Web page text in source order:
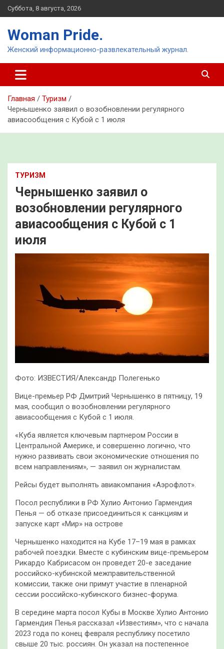
Перейти
к
Суббота, 8 августа, 2026
Woman Pride.
Женский информационно-развлекательный журнал.
Главная
Туризм
Чернышенко заявил о возобновлении регулярного
авиасообщения с Кубой с 1 июля
ТУРИЗМ
Чернышенко заявил о
возобновлении регулярного
авиасообщения с Кубой с 1
июля
Фото: ИЗВЕСТИЯ/Александр Полегенько
Вице-премьер РФ Дмитрий Чернышенко в пятницу, 19
мая, сообщил о возобновлении регулярного
авиасообщения с Кубой с 1 июля.
«Куба является ключевым партнером России в
Центральной Америке, и совершенно логично, что
нужно развивать свои экономические отношения по
всем направлениям», — заявил он журналистам.
Рейсы будет выполнять авиакомпания «Аэрофлот».
Посол республики в РФ Хулио Антонио Гармендия
Пенья — об отказе присоединиться к санкциям и
запуске карт «Мир» на острове
Чернышенко находится на Кубе 17–19 мая в рамках
рабочей поездки. Вместе с кубинским вице-премьером
Рикардо Кабрисасом он проведет 20-е заседание
российско-кубинской межправительственной
комиссии, также они примут участие в пленарной
сессии российско-кубинского бизнес-форума.
В середине марта посол Кубы в Москве Хулио Антонио
Гармендия Пенья рассказал «Известиям», что с начала
2023 года по конец февраля республику посетило
свыше 20 тыс. россиян. Он указал на постепенное